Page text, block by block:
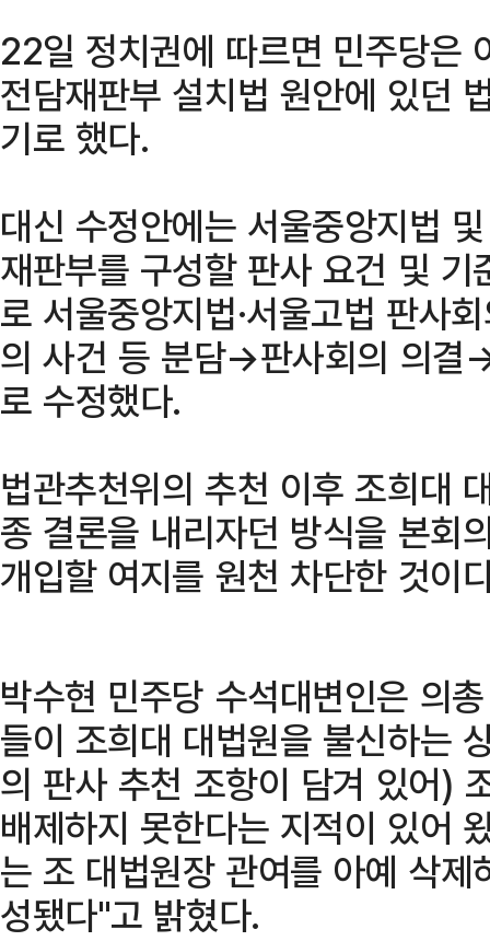
22일 정치권에 따르면 민주당은
전담재판부 설치법 원안에 있던
기로 했다.
대신 수정안에는 서울중앙지법
재판부를 구성할 판사 요건 및
로 서울중앙지법·서울고법 판사
의 사건 등 분담→판사회의 의결
로 수정했다.
법관추천위의 추천 이후 조희대
종 결론을 내리자던 방식을 본회
개입할 여지를 원천 차단한 것이
박수현 민주당 수석대변인은 의
들이 조희대 대법원을 불신하는
의 판사 추천 조항이 담겨 있어)
배제하지 못한다는 지적이 있어
는 조 대법원장 관여를 아예 삭
성됐다"고 밝혔다.